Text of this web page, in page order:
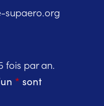
supaero.org
fois par an.
* sont